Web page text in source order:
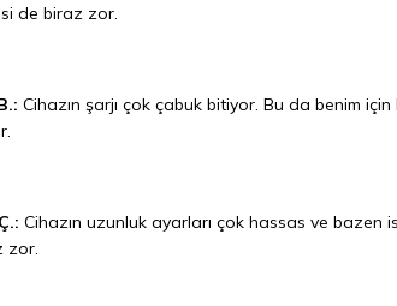
de biraz zor.
Cihazın şarjı çok çabuk bitiyor. Bu da benim
Cihazın uzunluk ayarları çok hassas ve bazen
zor.